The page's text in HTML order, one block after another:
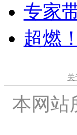
专家
超燃
关
本网站